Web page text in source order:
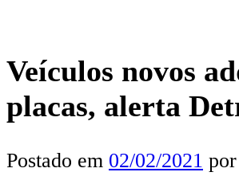
Veículos novos
placas, alerta
Postado em 02/02/2021 por